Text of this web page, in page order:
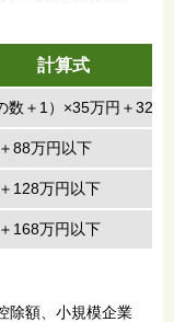
計算式
数＋1）×35万円＋32万
88万円以下
128万円以下
168万円以下
除額、小規模企業